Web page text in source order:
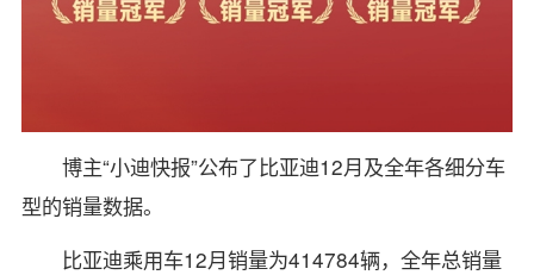
博主“小迪快报”公布了比亚迪12月及全年各细分车
型的销量数据。
比亚迪乘用车12月销量为414784辆，全年总销量